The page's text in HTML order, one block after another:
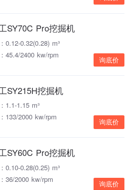
SY70C Pro挖掘机
0.12-0.32(0.28) m³
45.4/2400 kw/rpm
询底价
SY215H挖掘机
1.1-1.15 m³
133/2000 kw/rpm
询底价
SY60C Pro挖掘机
0.10-0.28(0.25) m³
36/2000 kw/rpm
询底价